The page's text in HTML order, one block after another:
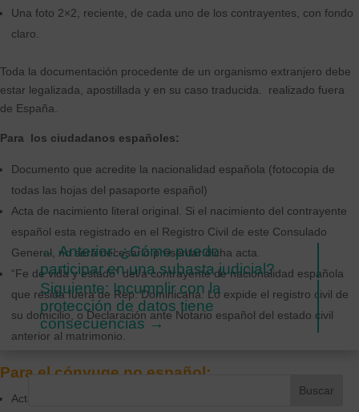
Una foto 2×2, reciente, de cada uno de los contrayentes, con fondo
claro.
Toda la documentación procedente de un organismo extranjero debe
estar legalizada, apostillada y en su caso traducida. realizado fuera
de España.
Para los ciudadanos españoles:
Documento que acredite la nacionalidad española (fotocopia de
todas las hojas del pasaporte español)
Acta de nacimiento literal original. Si el nacimiento del contrayente
español esta registrado en el Registro Civil de este Consulado
General, no será necesario presentar dicha acta.
“Fe de vida y estado” del/a contrayente de nacionalidad española
que resida fuera de Rep. Dominicana. Lo expide el registro civil de
su domicilio, o Declaración ante Notario español del estado civil
anterior al matrimonio.
Para el cónyuge no español:
Acta de nacimiento legalizada.
← Anterior: ¿Cómo puedo
participar en una subasta judicial?
Siguiente: Incumplir con la
protección de datos tiene
consecuencias→